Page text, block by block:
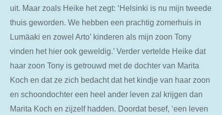
uit. Maar zoals Heike het zegt: ‘Helsinki is nu mijn tweede
thuis geworden. We hebben een prachtig zomerhuis in
Lumӓaki en zowel Arto’ kinderen als mijn zoon Tony
vinden het hier ook geweldig.’ Verder vertelde Heike dat
haar zoon Tony is getrouwd met de dochter van Marita
Koch en dat ze zich bedacht dat het kindje van haar zoon
en schoondochter een heel ander leven zal krijgen dan
Marita Koch en zijzelf hadden. Doordat besef, ‘een leven